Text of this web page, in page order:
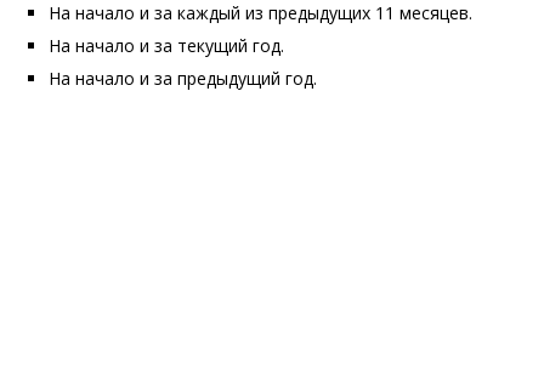
На начало и за каждый из предыдущих 11 месяцев.
На начало и за текущий год.
На начало и за предыдущий год.